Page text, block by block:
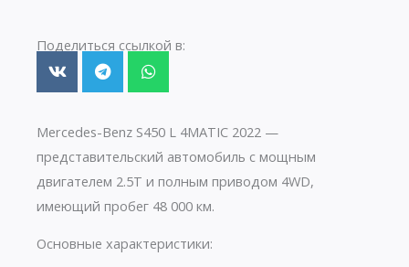
Поделиться ссылкой в:
Mercedes-Benz S450 L 4MATIC 2022 —
представительский автомобиль с мощным
двигателем 2.5T и полным приводом 4WD,
имеющий пробег 48 000 км.
Основные характеристики: